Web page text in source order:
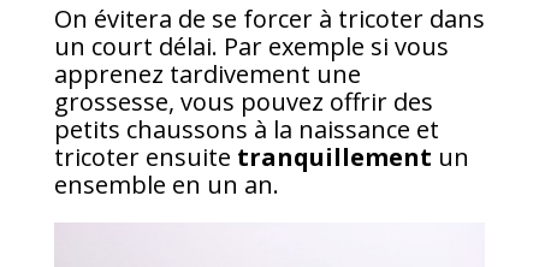
On évitera de se forcer à tricoter dans
un court délai. Par exemple si vous
apprenez tardivement une
grossesse, vous pouvez offrir des
petits chaussons à la naissance et
tricoter ensuite tranquillement un
ensemble en un an.